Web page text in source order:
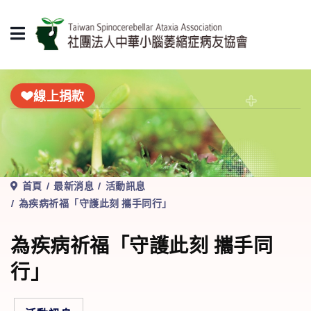
線上捐款
首頁 最新消息
活動訊息
為疾病祈福「守護此刻 攜手同行」
為疾病祈福「守護此刻 攜手同
行」